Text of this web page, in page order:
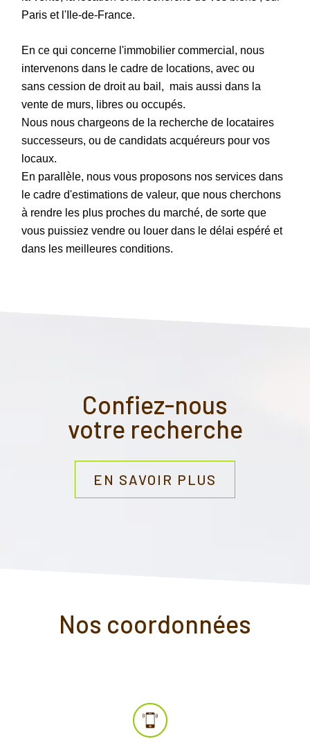
Paris et l'Ile-de-France.
En ce qui concerne l'immobilier commercial, nous
intervenons dans le cadre de locations, avec ou
sans cession de droit au bail, mais aussi dans la
vente de murs, libres ou occupés.
Nous nous chargeons de la recherche de locataires
successeurs, ou de candidats acquéreurs pour vos
locaux.
En parallèle, nous vous proposons nos services dans
le cadre d'estimations de valeur, que nous cherchons
à rendre les plus proches du marché, de sorte que
vous puissiez vendre ou louer dans le délai espéré et
dans les meilleures conditions.
Confiez-nous
votre recherche
EN SAVOIR PLUS
Nos coordonnées